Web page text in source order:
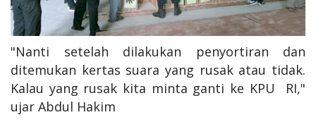
"Nanti setelah dilakukan penyortiran dan
ditemukan kertas suara yang rusak atau tidak.
Kalau yang rusak kita minta ganti ke KPU RI,"
ujar Abdul Hakim